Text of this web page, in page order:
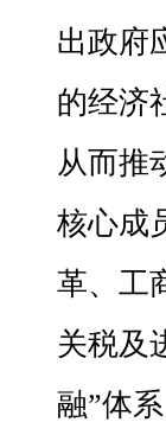
出政府
的经济
从而推
核心成
革、工
关税及
融”体